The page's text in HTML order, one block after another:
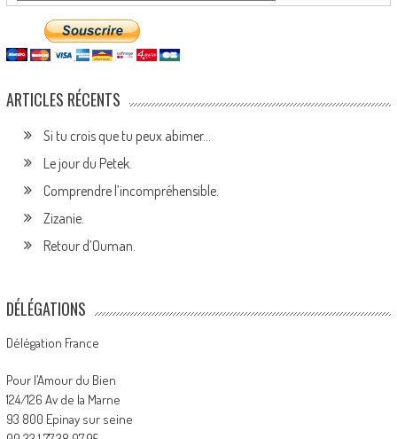
ARTICLES RÉCENTS
Si tu crois que tu peux abimer…
Le jour du Petek.
Comprendre l’incompréhensible.
Zizanie.
Retour d’Ouman.
DÉLÉGATIONS
Délégation France
Pour l’Amour du Bien
124/126 Av de la Marne
93 800 Epinay sur seine